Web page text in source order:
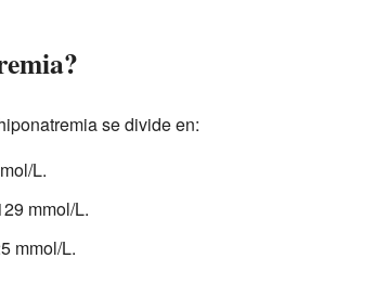
se divide en:
L.
mmol/L.
mmol/L.